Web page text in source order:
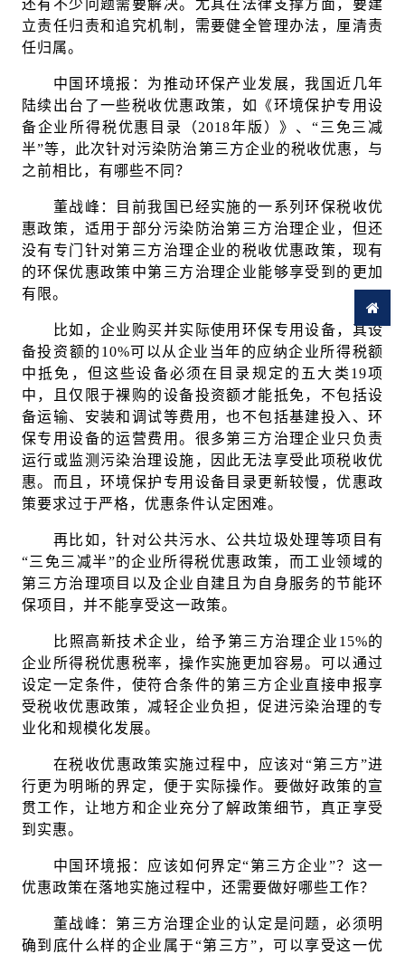
还有不少问题需要解决。尤其在法律支撑方面，要建
立责任归责和追究机制，需要健全管理办法，厘清责
任归属。
中国环境报：为推动环保产业发展，我国近几年
陆续出台了一些税收优惠政策，如《环境保护专用设
备企业所得税优惠目录（2018年版）》、“三免三减
半”等，此次针对污染防治第三方企业的税收优惠，与
之前相比，有哪些不同？
董战峰：目前我国已经实施的一系列环保税收优
惠政策，适用于部分污染防治第三方治理企业，但还
没有专门针对第三方治理企业的税收优惠政策，现有
的环保优惠政策中第三方治理企业能够享受到的更加
有限。
比如，企业购买并实际使用环保专用设备，其设
备投资额的10%可以从企业当年的应纳企业所得税额
中抵免，但这些设备必须在目录规定的五大类19项
中，且仅限于裸购的设备投资额才能抵免，不包括设
备运输、安装和调试等费用，也不包括基建投入、环
保专用设备的运营费用。很多第三方治理企业只负责
运行或监测污染治理设施，因此无法享受此项税收优
惠。而且，环境保护专用设备目录更新较慢，优惠政
策要求过于严格，优惠条件认定困难。
再比如，针对公共污水、公共垃圾处理等项目有
“三免三减半”的企业所得税优惠政策，而工业领域的
第三方治理项目以及企业自建且为自身服务的节能环
保项目，并不能享受这一政策。
比照高新技术企业，给予第三方治理企业15%的
企业所得税优惠税率，操作实施更加容易。可以通过
设定一定条件，使符合条件的第三方企业直接申报享
受税收优惠政策，减轻企业负担，促进污染治理的专
业化和规模化发展。
在税收优惠政策实施过程中，应该对“第三方”进
行更为明晰的界定，便于实际操作。要做好政策的宣
贯工作，让地方和企业充分了解政策细节，真正享受
到实惠。
中国环境报：应该如何界定“第三方企业”？这一
优惠政策在落地实施过程中，还需要做好哪些工作？
董战峰：第三方治理企业的认定是问题，必须明
确到底什么样的企业属于“第三方”，可以享受这一优